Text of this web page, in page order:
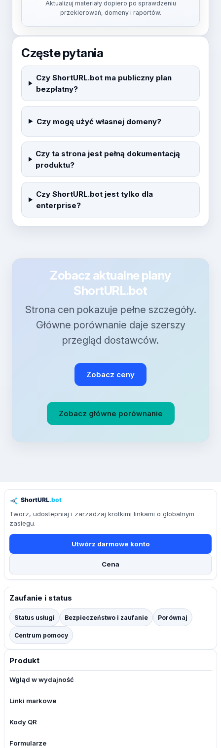
Aktualizuj materiały dopiero po sprawdzeniu
przekierowań, domeny i raportów.
Częste pytania
Czy ShortURL.bot ma publiczny plan
bezpłatny?
Czy mogę użyć własnej domeny?
Czy ta strona jest pełną dokumentacją
produktu?
Czy ShortURL.bot jest tylko dla
enterprise?
Zobacz aktualne plany
ShortURL.bot
Strona cen pokazuje pełne szczegóły.
Główne porównanie daje szerszy
przegląd dostawców.
Zobacz ceny
Zobacz główne porównanie
Tworz, udostepniaj i zarzadzaj krotkimi linkami o globalnym
zasiegu.
Utwórz darmowe konto
Cena
Zaufanie i status
Status usługi Bezpieczeństwo i zaufanie Porównaj
Centrum pomocy
Produkt
Wgląd w wydajność
Linki markowe
Kody QR
Formularze